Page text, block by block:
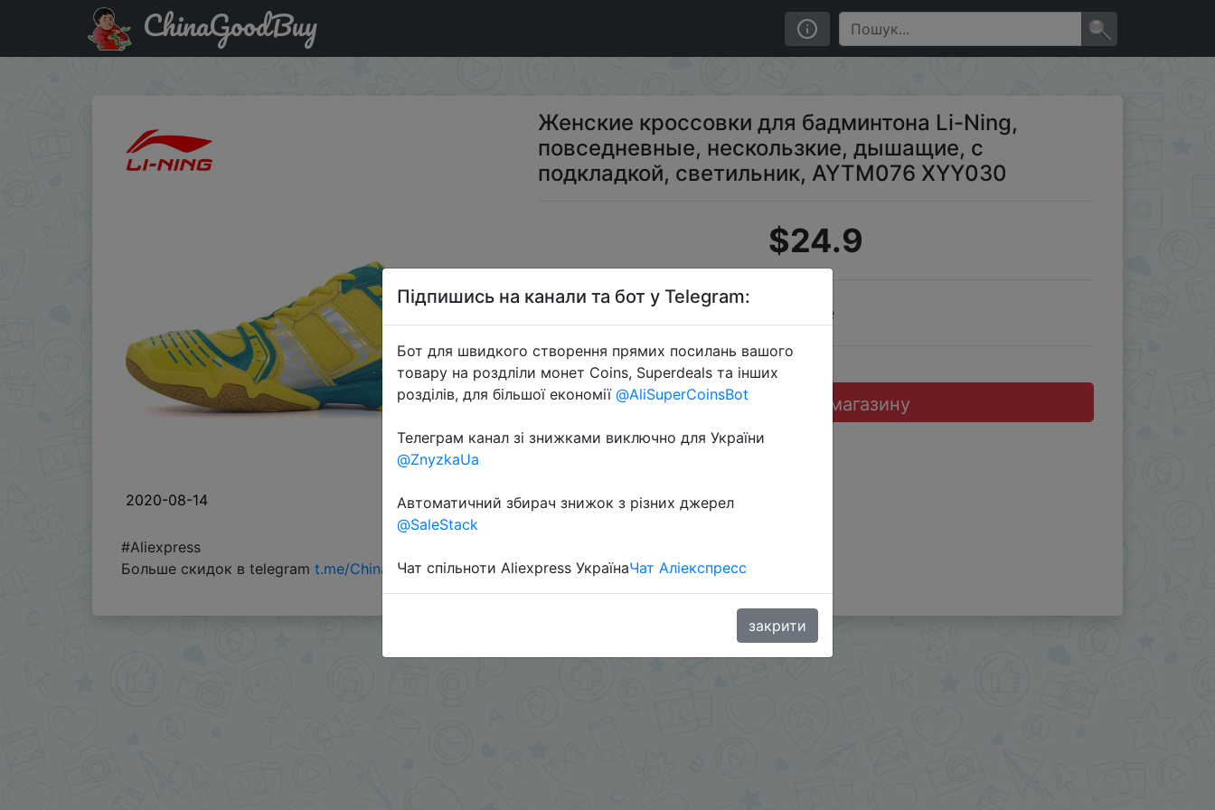
Знижка на Женские кроссовки для бадминтона Li-Ning, повседневные, нескользкие, дышащие, с подкладкой, светильник, AYTM076 XYY030
ChinaGoodBuy
2020-08-14
Женские кроссовки для бадминтона Li-Ning,
повседневные, нескользкие, дышащие, с
подкладкой, светильник, AYTM076 XYY030
$24.9
Sale
Перейти до магазину
#Aliexpress
Больше скидок в telegram t.me/ChinaGoodBuy
Підпишись на канали та бот у Telegram:
Бот для швидкого створення прямих посилань вашого
товару на роздліли монет Coins, Superdeals та інших
розділів, для більшої економії @AliSuperCoinsBot
Телеграм канал зі знижками виключно для України
@ZnyzkaUa
Автоматичний збирач знижок з різних джерел
@SaleStack
Чат спільноти Aliexpress УкраїнаЧат Аліекспресс
закрити